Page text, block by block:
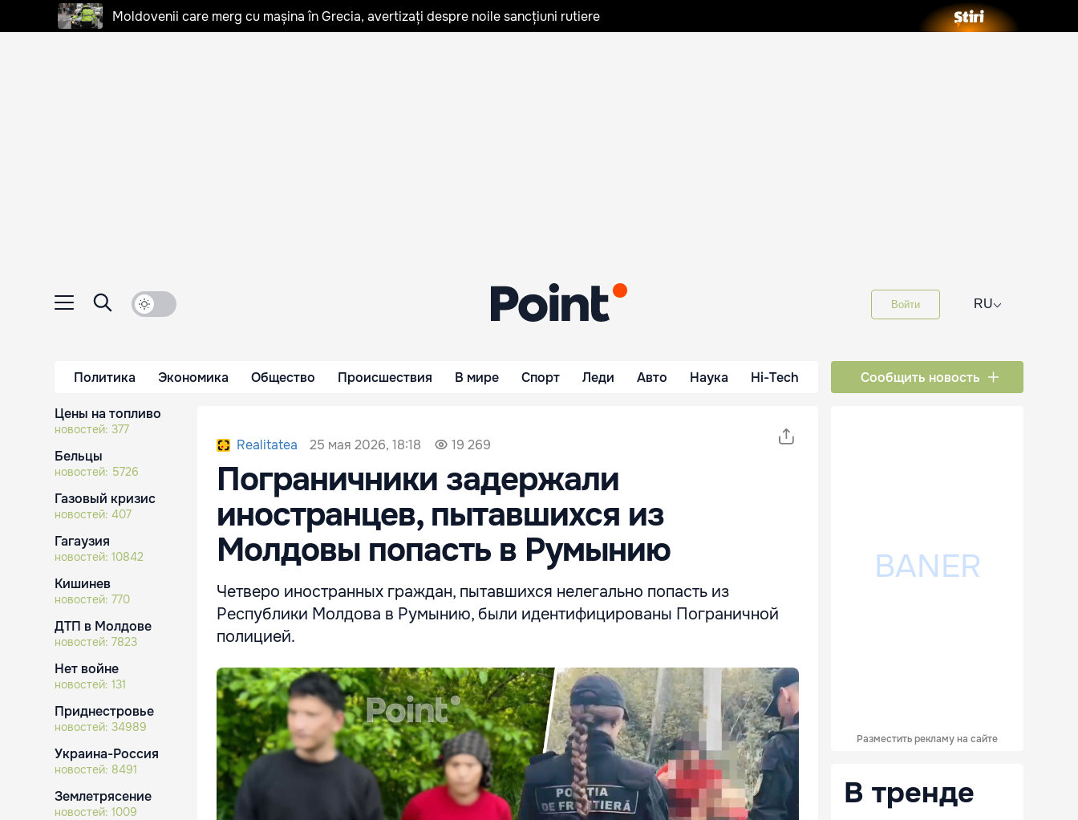
Moldovenii care merg cu mașina în Grecia, avertizați despre noile sancțiuni rutiere
Войти RU⌵
Политика Экономика Общество Происшествия В мире Спорт Леди Авто Наука Hi-Tech Сообщить новость
Цены на топливо
новостей: 377
Бельцы
новостей: 5726
Газовый кризис
новостей: 407
Гагаузия
новостей: 10842
Кишинев
новостей: 770
ДТП в Молдове
новостей: 7823
Нет войне
новостей: 131
Приднестровье
новостей: 34989
Украина-Россия
новостей: 8491
Землетрясение
новостей: 1009
Realitatea 25 мая 2026, 18:18 19 269
Пограничники задержали
иностранцев, пытавшихся из
Молдовы попасть в Румынию
Четверо иностранных граждан, пытавшихся нелегально попасть из
Республики Молдова в Румынию, были идентифицированы Пограничной
полицией.
Разместить рекламу на сайте
В тренде